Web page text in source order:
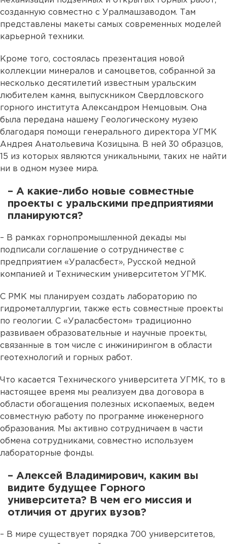
созданную совместно с Уралмашзаводом. Там
представлены макеты самых современных моделей
карьерной техники.
Кроме того, состоялась презентация новой
коллекции минералов и самоцветов, собранной за
несколько десятилетий известным уральским
любителем камня, выпускником Свердловского
горного института Александром Немцовым. Она
была передана нашему Геологическому музею
благодаря помощи генерального директора УГМК
Андрея Анатольевича Козицына. В ней 30 образцов,
15 из которых являются уникальными, таких не найти
ни в одном музее мира.
– А какие-либо новые совместные
проекты с уральскими предприятиями
планируются?
– В рамках горнопромышленной декады мы
подписали соглашение о сотрудничестве с
предприятием «Ураласбест», Русской медной
компанией и Техническим университетом УГМК.
С РМК мы планируем создать лабораторию по
гидрометаллургии, также есть совместные проекты
по геологии. С «Ураласбестом» традиционно
развиваем образовательные и научные проекты,
связанные в том числе с инжинирингом в области
геотехнологий и горных работ.
Что касается Технического университета УГМК, то в
настоящее время мы реализуем два договора в
области обогащения полезных ископаемых, ведем
совместную работу по программе инженерного
образования. Мы активно сотрудничаем в части
обмена сотрудниками, совместно используем
лабораторные фонды.
– Алексей Владимирович, каким вы
видите будущее Горного
университета? В чем его миссия и
отличия от других вузов?
– В мире существует порядка 700 университетов,